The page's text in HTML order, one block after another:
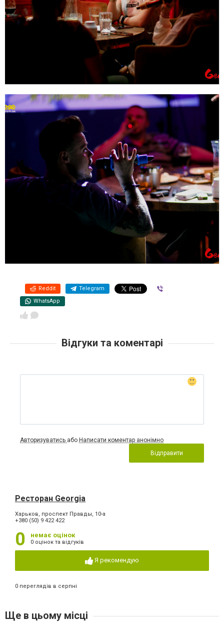
Reddit Telegram
WhatsApp
Відгуки та коментарі
Авторизуватись або Написати коментар анонімно
Відправити
Ресторан Georgia
Харьков, проспект Правды, 10-а
+380 (50) 9 422 422
0 немає оцінок
0 оцінок та відгуків
Я рекомендую
0 переглядів в серпні
Ще в цьому місці